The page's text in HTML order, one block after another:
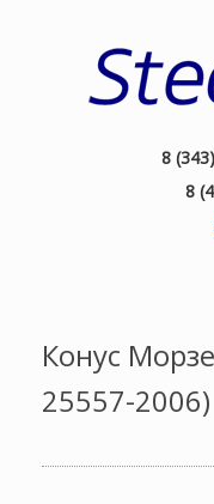
8
8
Конус
25557-2006)